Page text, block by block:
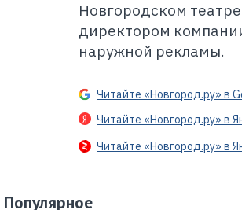
Новгородском
директором
наружной рекламы.
Читайте «Новгород.ру» в
Читайте «Новгород.ру» в
Читайте «Новгород.ру» в
Популярное